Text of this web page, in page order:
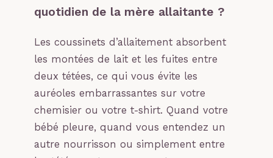
quotidien de la mère allaitante ?
Les coussinets d’allaitement absorbent
les montées de lait et les fuites entre
deux tétées, ce qui vous évite les
auréoles embarrassantes sur votre
chemisier ou votre t-shirt. Quand votre
bébé pleure, quand vous entendez un
autre nourrisson ou simplement entre